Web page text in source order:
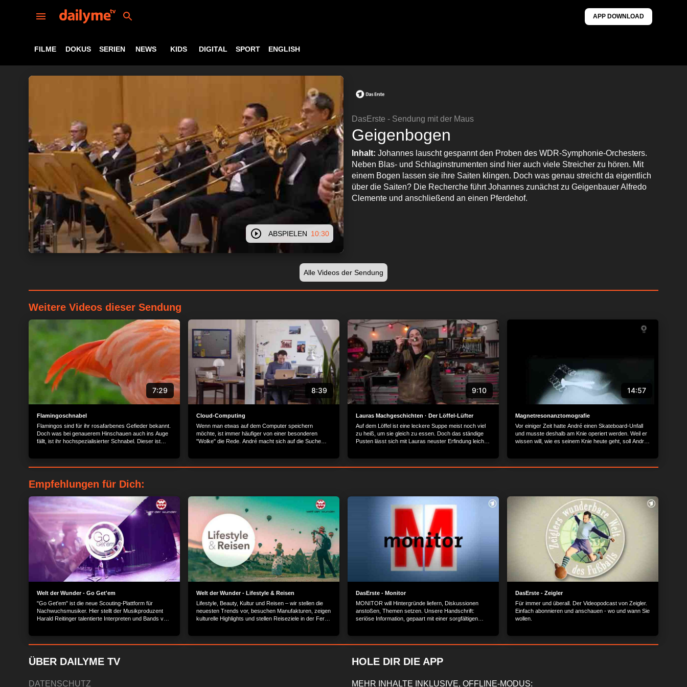
APP DOWNLOAD
FILME DOKUS SERIEN NEWS KIDS DIGITAL SPORT ENGLISH
ABSPIELEN 10:30
DasErste - Sendung mit der Maus
Geigenbogen
Inhalt: Johannes lauscht gespannt den Proben des WDR-Symphonie-Orchesters.
Neben Blas- und Schlaginstrumenten sind hier auch viele Streicher zu hören. Mit
einem Bogen lassen sie ihre Saiten klingen. Doch was genau streicht da eigentlich
über die Saiten? Die Recherche führt Johannes zunächst zu Geigenbauer Alfredo
Clemente und anschließend an einen Pferdehof.
Alle Videos der Sendung
Weitere Videos dieser Sendung
7:29
Flamingoschnabel
Flamingos sind für ihr rosafarbenes Gefieder bekannt.
Doch was bei genauerem Hinschauen auch ins Auge
fällt, ist ihr hochspezialisierter Schnabel. Dieser ist
8:39
Cloud-Computing
Wenn man etwas auf dem Computer speichern
möchte, ist immer häufiger von einer besonderen
"Wolke" die Rede. André macht sich auf die Suche
9:10
Lauras Machgeschichten · Der Löffel-Lüfter
Auf dem Löffel ist eine leckere Suppe meist noch viel
zu heiß, um sie gleich zu essen. Doch das ständige
Pusten lässt sich mit Lauras neuster Erfindung leicht
14:57
Magnetresonanztomografie
Vor einiger Zeit hatte André einen Skateboard-Unfall
und musste deshalb am Knie operiert werden. Weil er
wissen will, wie es seinem Knie heute geht, soll André
Empfehlungen für Dich:
Welt der Wunder - Go Get'em
"Go Get'em" ist die neue Scouting-Plattform für
Nachwuchsmusiker. Hier stellt der Musikproduzent
Harald Reitinger talentierte Interpreten und Bands vor,
Musikvideos und spannenden Interviews.
Welt der Wunder - Lifestyle & Reisen
Lifestyle, Beauty, Kultur und Reisen – wir stellen die
neuesten Trends vor, besuchen Manufakturen, zeigen
kulturelle Highlights und stellen Reiseziele in der Ferne
DasErste - Monitor
MONITOR will Hintergründe liefern, Diskussionen
anstoßen, Themen setzen. Unsere Handschrift:
seriöse Information, gepaart mit einer sorgfältigen
DasErste - Zeigler
Für immer und überall. Der Videopodcast von Zeigler.
Einfach abonnieren und anschauen - wo und wann Sie
wollen.
ÜBER DAILYME TV
DATENSCHUTZ
HOLE DIR DIE APP
MEHR INHALTE INKLUSIVE, OFFLINE-MODUS: